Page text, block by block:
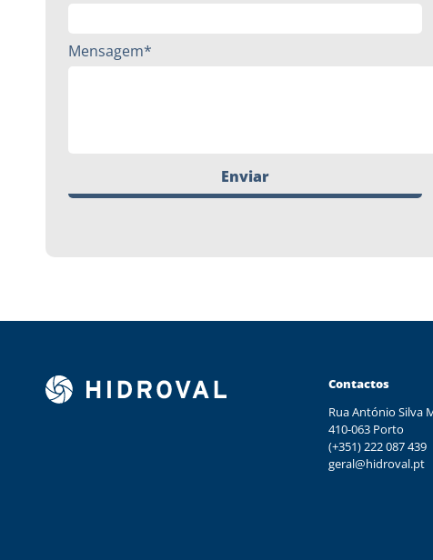
Mensagem*
Enviar
Contactos
Rua António Silva
410-063 Porto
(+351) 222 087 439
geral@hidroval.pt